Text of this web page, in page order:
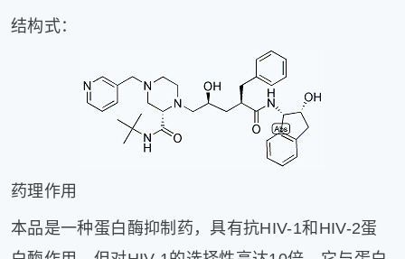
结构式：
药理作用
本品是一种蛋白酶抑制药，具有抗HIV-1和HIV-2蛋